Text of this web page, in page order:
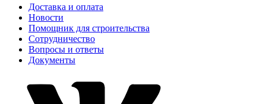
Доставка и оплата
Новости
Помощник для строительства
Сотрудничество
Вопросы и ответы
Документы